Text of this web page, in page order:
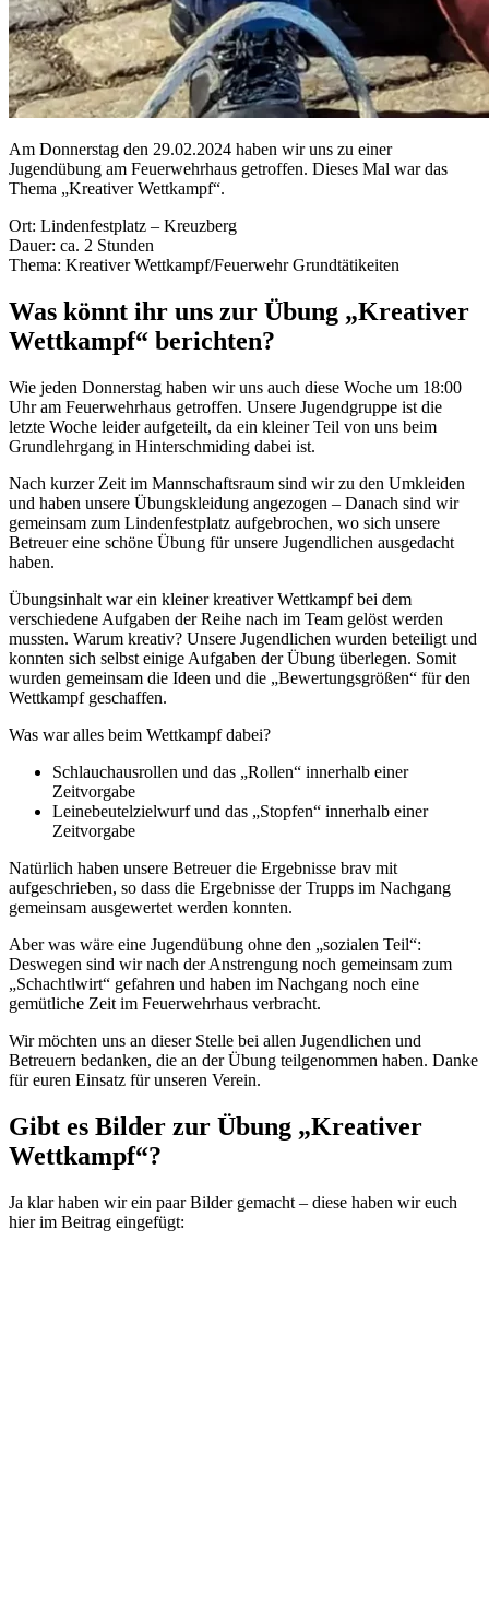
Am Donnerstag den 29.02.2024 haben wir uns zu einer
Jugendübung am Feuerwehrhaus getroffen. Dieses Mal war das
Thema „Kreativer Wettkampf“.
Ort: Lindenfestplatz – Kreuzberg
Dauer: ca. 2 Stunden
Thema: Kreativer Wettkampf/Feuerwehr Grundtätikeiten
Was könnt ihr uns zur Übung „Kreativer
Wettkampf“ berichten?
Wie jeden Donnerstag haben wir uns auch diese Woche um 18:00
Uhr am Feuerwehrhaus getroffen. Unsere Jugendgruppe ist die
letzte Woche leider aufgeteilt, da ein kleiner Teil von uns beim
Grundlehrgang in Hinterschmiding dabei ist.
Nach kurzer Zeit im Mannschaftsraum sind wir zu den Umkleiden
und haben unsere Übungskleidung angezogen – Danach sind wir
gemeinsam zum Lindenfestplatz aufgebrochen, wo sich unsere
Betreuer eine schöne Übung für unsere Jugendlichen ausgedacht
haben.
Übungsinhalt war ein kleiner kreativer Wettkampf bei dem
verschiedene Aufgaben der Reihe nach im Team gelöst werden
mussten. Warum kreativ? Unsere Jugendlichen wurden beteiligt und
konnten sich selbst einige Aufgaben der Übung überlegen. Somit
wurden gemeinsam die Ideen und die „Bewertungsgrößen“ für den
Wettkampf geschaffen.
Was war alles beim Wettkampf dabei?
Schlauchausrollen und das „Rollen“ innerhalb einer
Zeitvorgabe
Leinebeutelzielwurf und das „Stopfen“ innerhalb einer
Zeitvorgabe
Natürlich haben unsere Betreuer die Ergebnisse brav mit
aufgeschrieben, so dass die Ergebnisse der Trupps im Nachgang
gemeinsam ausgewertet werden konnten.
Aber was wäre eine Jugendübung ohne den „sozialen Teil“:
Deswegen sind wir nach der Anstrengung noch gemeinsam zum
„Schachtlwirt“ gefahren und haben im Nachgang noch eine
gemütliche Zeit im Feuerwehrhaus verbracht.
Wir möchten uns an dieser Stelle bei allen Jugendlichen und
Betreuern bedanken, die an der Übung teilgenommen haben. Danke
für euren Einsatz für unseren Verein.
Gibt es Bilder zur Übung „Kreativer
Wettkampf“?
Ja klar haben wir ein paar Bilder gemacht – diese haben wir euch
hier im Beitrag eingefügt: